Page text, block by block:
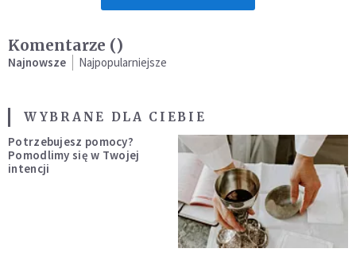
Komentarze ()
Najnowsze Najpopularniejsze
WYBRANE DLA CIEBIE
Potrzebujesz pomocy?
Pomodlimy się w Twojej
intencji